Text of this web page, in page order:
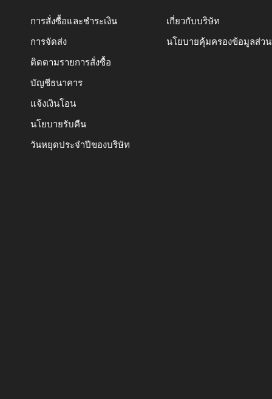
การสั่งซื้อและชำระเงิน
การจัดส่ง
ติดตามรายการสั่งซื้อ
บัญชีธนาคาร
แจ้งเงินโอน
นโยบายรับคืน
วันหยุดประจำปีของบริษัท
เกี่ยวกับบริษัท
นโยบายคุ้มครองข้อมูลส่ว